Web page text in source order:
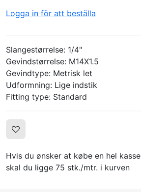
Logga in för att beställa
Slangestørrelse: 1/4"
Gevindstørrelse: M14X1.5
Gevindtype: Metrisk let
Udformning: Lige indstik
Fitting type: Standard
Hvis du ønsker at købe en hel kasse
skal du ligge 75 stk./mtr. i kurven